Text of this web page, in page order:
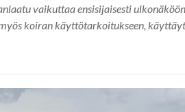
vaikuttaa ensisijaisesti
koiran käyttötarkoitukseen,